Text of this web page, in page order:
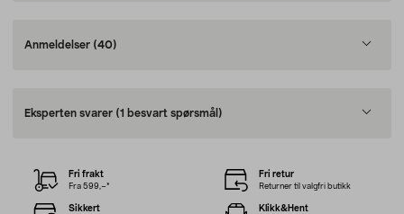
Anmeldelser (40)
Eksperten svarer (1 besvart spørsmål)
Fri frakt
Fra 599,–*
Fri retur
Returner til valgfri butikk
Sikkert Klikk&Hent